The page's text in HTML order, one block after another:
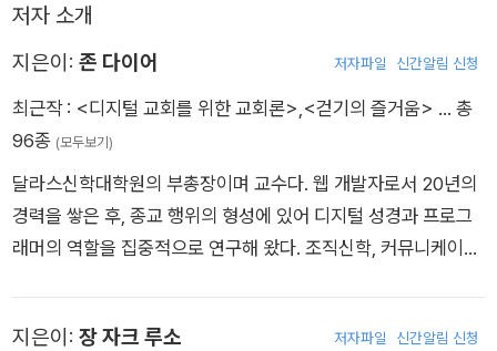
저자 소개
지은이: 존 다이어 저자파일 신간알림 신청
최근작 : <디지털 교회를 위한 교회론> <걷기의 즐거움> … 총
96종 (모두보기)
달라스신학대학원의 부총장이며 교수다. 웹 개발자로서 20년의
경력을 쌓은 후, 종교 행위의 형성에 있어 디지털 성경과 프로그
래머의 역할을 집중적으로 연구해 왔다. 조직신학, 커뮤니케이션
지은이: 장 자크 루소 저자파일 신간알림 신청